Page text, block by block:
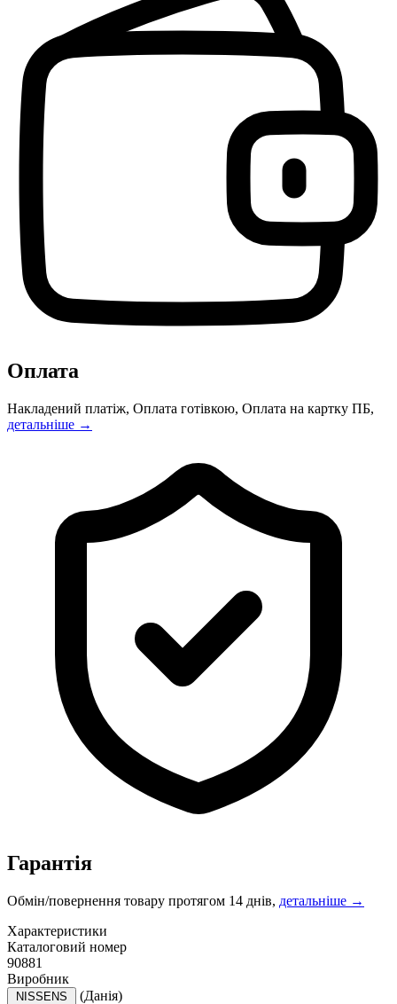
Оплата
Накладений платіж, Оплата готівкою, Оплата на картку ПБ,
детальніше →
Гарантія
Обмін/повернення товару протягом 14 днів, детальніше →
Характеристики
Каталоговий номер
90881
Виробник
(Данія)